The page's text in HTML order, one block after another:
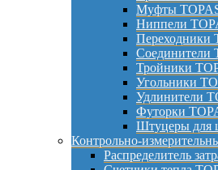
Муфты
Ниппели
Переходники
Соединители
Тройники
Угольники
Удлинители
Футорки
Штуцеры для
Контрольно-
Распределитель